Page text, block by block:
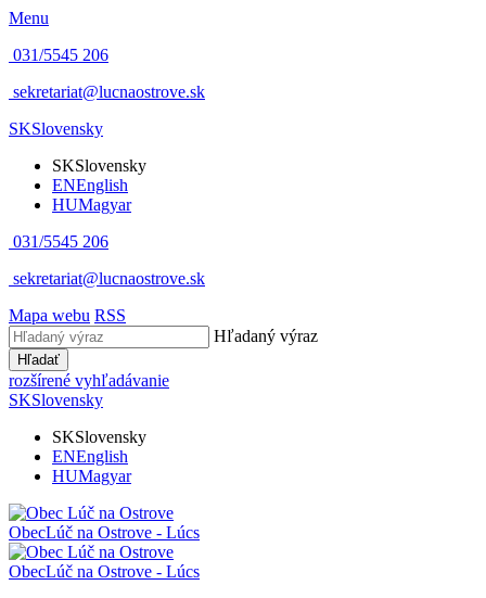
Menu
031/5545 206
sekretariat@lucnaostrove.sk
SKSlovensky
SKSlovensky
ENEnglish
HUMagyar
031/5545 206
sekretariat@lucnaostrove.sk
Mapa webu RSS
Hľadaný výraz
Hľadať
rozšírené vyhľadávanie
SKSlovensky
SKSlovensky
ENEnglish
HUMagyar
ObecLúč na Ostrove - Lúcs
ObecLúč na Ostrove - Lúcs